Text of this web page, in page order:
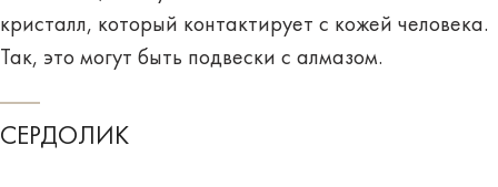
кристалл, который контактирует с кожей человека.
Так, это могут быть подвески с алмазом.
СЕРДОЛИК